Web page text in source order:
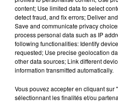
UNE REMISE EN CAUSE
Pour Pascal Schneider, la
unequestion
transférant aux
prestations à portée
République.
content; Use limited data to select
detect fraud, and fix errors; Deliver
Save and communicate privacy
process personal data such as IP
following functionalities: Identify
requested; Use precise geolocation
other data sources; Link different
information transmitted automatically.
Vous pouvez accepter en cliquant sur
sélectionnant les finalités et/ou